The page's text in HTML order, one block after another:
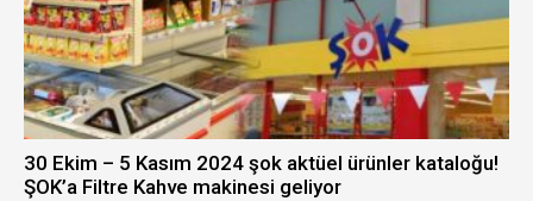
30 Ekim – 5 Kasım 2024 şok aktüel ürünler kataloğu!
ŞOK’a Filtre Kahve makinesi geliyor